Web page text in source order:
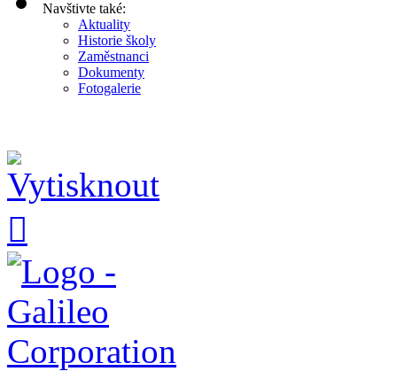
Navštivte také:
Aktuality
Historie školy
Zaměstnanci
Dokumenty
Fotogalerie
